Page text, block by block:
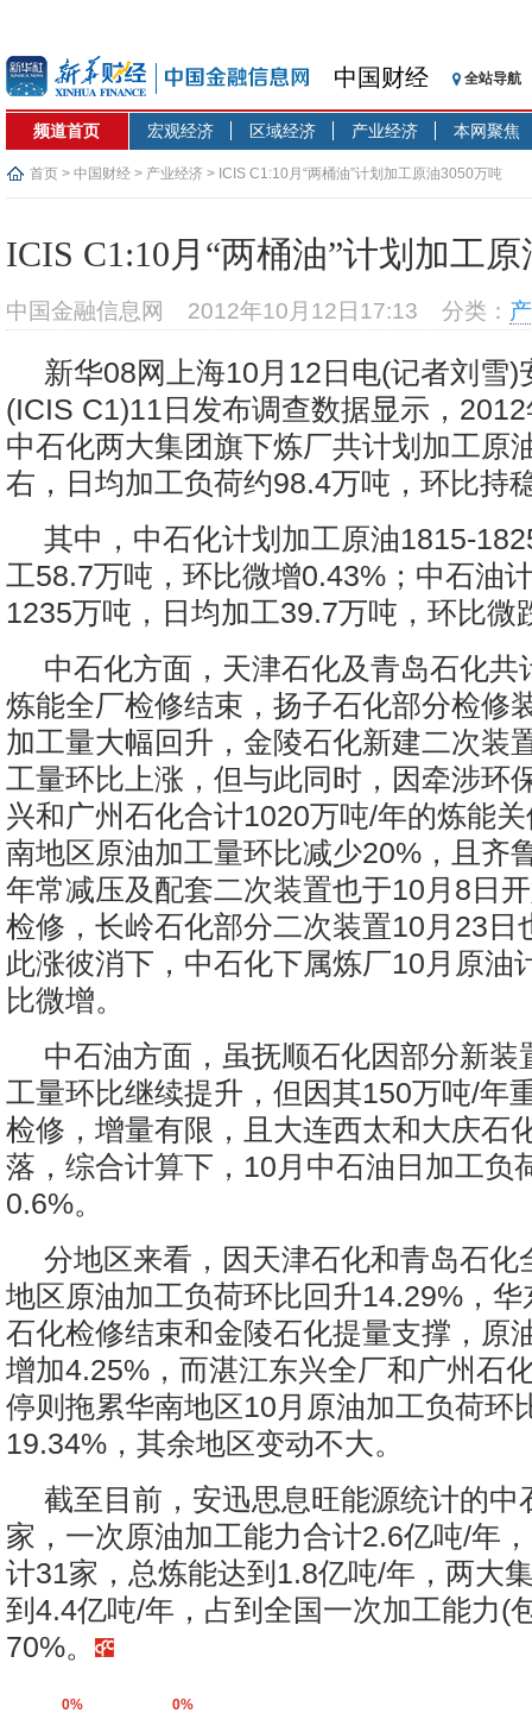
中国财经 全站导航
频道首页 宏观经济 区域经济 产业经济 本网聚焦
首页 > 中国财经 > 产业经济 > ICIS C1:10月“两桶油”计划加工原油3050万吨
ICIS C1:10月“两桶油”计划加工原
中国金融信息网 2012年10月12日17:13 分类：
新华08网上海10月12日电(记者刘雪)
(ICIS C1)11日发布调查数据显示，
中石化两大集团旗下炼厂共计划加工原
右，日均加工负荷约98.4万吨，环比持
其中，中石化计划加工原油1815-
工58.7万吨，环比微增0.43%；中石油
1235万吨，日均加工39.7万吨，环比微
中石化方面，天津石化及青岛石化共
炼能全厂检修结束，扬子石化部分检修
加工量大幅回升，金陵石化新建二次装
工量环比上涨，但与此同时，因牵涉环
兴和广州石化合计1020万吨/年的炼能
南地区原油加工量环比减少20%，且齐
年常减压及配套二次装置也于10月8日
检修，长岭石化部分二次装置10月23日
此涨彼消下，中石化下属炼厂10月原油
比微增。
中石油方面，虽抚顺石化因部分新装
工量环比继续提升，但因其150万吨/年
检修，增量有限，且大连西太和大庆石
落，综合计算下，10月中石油日加工负
0.6%。
分地区来看，因天津石化和青岛石化
地区原油加工负荷环比回升14.29%，
石化检修结束和金陵石化提量支撑，原
增加4.25%，而湛江东兴全厂和广州石
停则拖累华南地区10月原油加工负荷环
19.34%，其余地区变动不大。
截至目前，安迅思息旺能源统计的中
家，一次原油加工能力合计2.6亿吨/年
计31家，总炼能达到1.8亿吨/年，两大
到4.4亿吨/年，占到全国一次加工能力(
70%。
0% 0%